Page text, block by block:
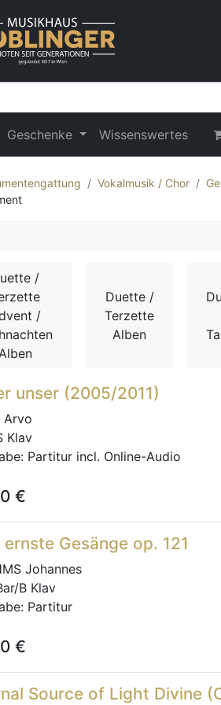
Geschenke Wissenswertes
Vokalmusik / Chor
/
/
Duette /
Terzette
Alben
unser (2005/2011)
Arvo
Klav
Partitur incl. Online-Audio
€
Gesänge op. 121
Johannes
B Klav
Partitur
€
Source of Light Divine